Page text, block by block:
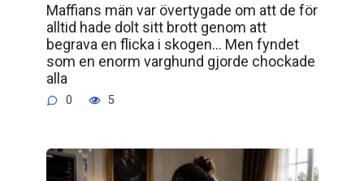
Maffians män var övertygade om att de för
alltid hade dolt sitt brott genom att
begrava en flicka i skogen… Men fyndet
som en enorm varghund gjorde chockade
alla
0 5